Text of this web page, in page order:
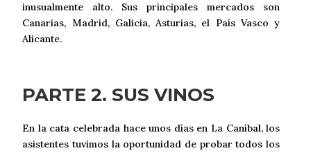
inusualmente alto. Sus principales mercados son
Canarias, Madrid, Galicia, Asturias, el País Vasco y
Alicante.
PARTE 2. SUS VINOS
En la cata celebrada hace unos días en La Caníbal, los
asistentes tuvimos la oportunidad de probar todos los